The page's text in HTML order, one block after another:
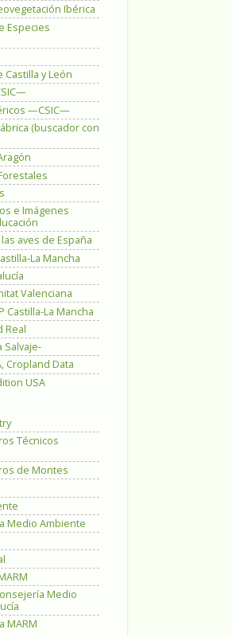
Ibérica
Especies
Castilla y León
—CSIC—
(buscador con
e Imágenes
aves de España
La Mancha
Valenciana
Castilla-La Mancha
Real
Salvaje-
Cropland Data
USA
Técnicos
de Montes
Medio Ambiente
Medio
MARM